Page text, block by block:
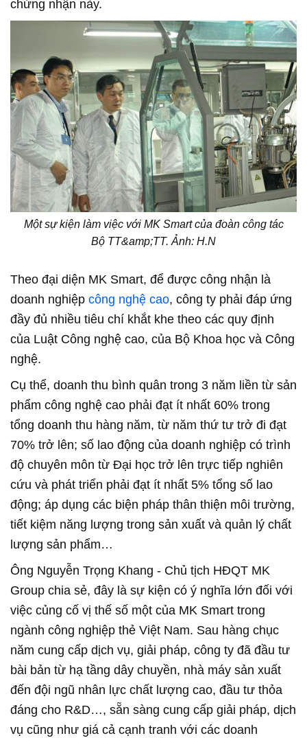
chứng nhận này.
Một sự kiện làm việc với MK Smart của đoàn công tác
Bộ TT&amp;TT. Ảnh: H.N
Theo đại diện MK Smart, để được công nhận là
doanh nghiệp công nghệ cao, công ty phải đáp ứng
đầy đủ nhiều tiêu chí khắt khe theo các quy định
của Luật Công nghệ cao, của Bộ Khoa học và Công
nghệ.
Cụ thể, doanh thu bình quân trong 3 năm liền từ sản
phẩm công nghệ cao phải đạt ít nhất 60% trong
tổng doanh thu hàng năm, từ năm thứ tư trở đi đạt
70% trở lên; số lao động của doanh nghiệp có trình
độ chuyên môn từ Đại học trở lên trực tiếp nghiên
cứu và phát triển phải đạt ít nhất 5% tổng số lao
động; áp dụng các biện pháp thân thiện môi trường,
tiết kiệm năng lượng trong sản xuất và quản lý chất
lượng sản phẩm…
Ông Nguyễn Trọng Khang - Chủ tịch HĐQT MK
Group chia sẻ, đây là sự kiện có ý nghĩa lớn đối với
việc củng cố vị thế số một của MK Smart trong
ngành công nghiệp thẻ Việt Nam. Sau hàng chục
năm cung cấp dịch vụ, giải pháp, công ty đã đầu tư
bài bản từ hạ tầng dây chuyền, nhà máy sản xuất
đến đội ngũ nhân lực chất lượng cao, đầu tư thỏa
đáng cho R&D…, sẵn sàng cung cấp giải pháp, dịch
vụ cũng như giá cả cạnh tranh với các doanh